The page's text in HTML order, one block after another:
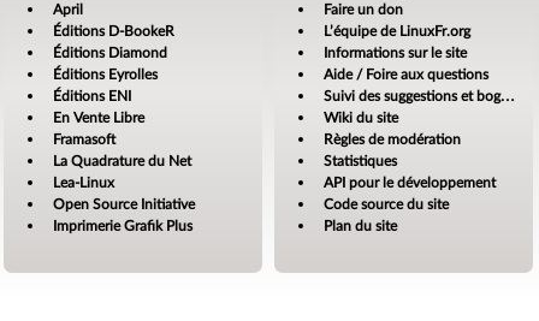
April
Éditions D-BookeR
Éditions Diamond
Éditions Eyrolles
Éditions ENI
En Vente Libre
Framasoft
La Quadrature du Net
Lea-Linux
Open Source Initiative
Imprimerie Grafik Plus
Faire un don
L’équipe de LinuxFr.org
Informations sur le site
Aide / Foire aux questions
Suivi des suggestions et bogues
Wiki du site
Règles de modération
Statistiques
API pour le développement
Code source du site
Plan du site